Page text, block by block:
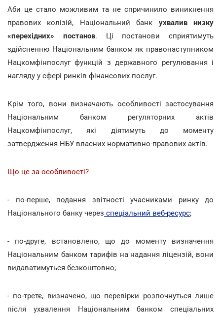
Аби це стало можливим та не спричинило виникнення
правових колізій, Національний банк ухвалив низку
«перехідних» постанов. Ці постанови сприятимуть
здійсненню Національним банком як правонаступником
Нацкомфінпослуг функцій з державного регулювання і
нагляду у сфері ринків фінансових послуг.
Крім того, вони визначають особливості застосування
Національним банком регуляторних актів
Нацкомфінпослуг, які діятимуть до моменту
затвердження НБУ власних нормативно-правових актів.
Що це за особливості?
- по-перше, подання звітності учасниками ринку до
Національного банку через спеціальний веб-ресурс;
- по-друге, встановлено, що до моменту визначення
Національним банком тарифів на надання ліцензій, вони
видаватимуться безкоштовно;
- по-третє, визначено, що перевірки розпочнуться лише
після ухвалення Національним банком спеціальних